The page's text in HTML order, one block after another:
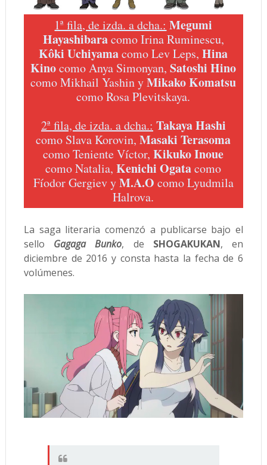
1ª fila, de izda. a dcha.: Megumi
Hayashibaracomo Irina Ruminescu,
Kôki Uchiyamacomo Lev Leps,Hina
Kinocomo Anya Simonyan,Satoshi Hino
como Mikhail Yashin yMikako Komatsu
como Rosa Plevitskaya.
2ª fila, de izda. a dcha.: Takaya Hashi
como Slava Korovin,Masaki Terasoma
como Teniente Víctor,Kikuko Inoue
como Natalia,Kenichi Ogatacomo
Fíodor Gergiev yM.A.O como Lyudmila
Halrova.
La saga literaria comenzó a publicarse bajo el
sello Gagaga Bunko, de SHOGAKUKAN, en
diciembre de 2016 y consta hasta la fecha de 6
volúmenes.